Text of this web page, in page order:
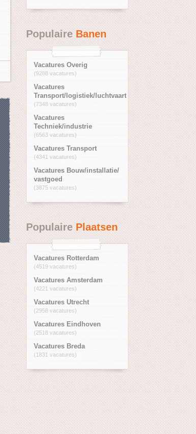
PopulaireBanen
Vacatures Overig
(9288 vacatures)
Vacatures
Transport/logistiek/luchtvaart
(7348 vacatures)
Vacatures
Techniek/industrie
(6563 vacatures)
Vacatures Transport
(4341 vacatures)
Vacatures Bouw/installatie/
vastgoed
(3875 vacatures)
PopulairePlaatsen
Vacatures Rotterdam
(4519 vacatures)
Vacatures Amsterdam
(4221 vacatures)
Vacatures Utrecht
(2958 vacatures)
Vacatures Eindhoven
(2518 vacatures)
Vacatures Breda
(1831 vacatures)